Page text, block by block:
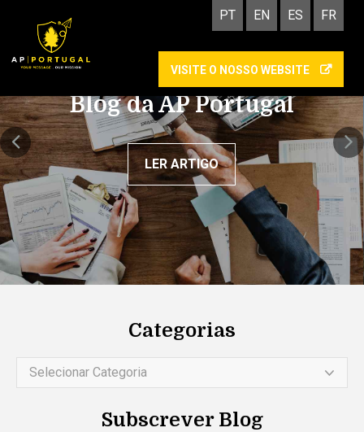
PT EN ES FR
VISITE O NOSSO WEBSITE
Academy: as vantagens
de cumprires um estágio
na AP Portugal
LER ARTIGO
Categorias
Selecionar Categoria
Subscrever Blog